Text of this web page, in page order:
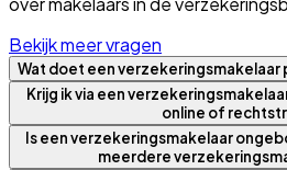
Bekijk meer vragen
Wat doet een verzekeringsmakelaar
Krijg ik via een
online of
Is een verzekeringsmakelaar
meerdere